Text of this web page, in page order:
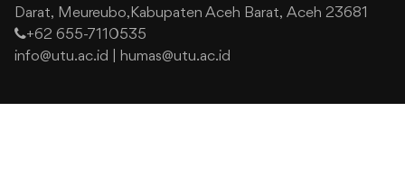
Darat, Meureubo,Kabupaten Aceh Barat, Aceh 23681
+62 655-7110535
info@utu.ac.id
humas@utu.ac.id